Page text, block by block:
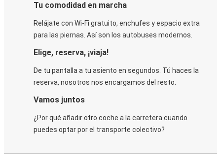
Tu comodidad en marcha
Relájate con Wi-Fi gratuito, enchufes y espacio extra
para las piernas. Así son los autobuses modernos.
Elige, reserva, ¡viaja!
De tu pantalla a tu asiento en segundos. Tú haces la
reserva, nosotros nos encargamos del resto.
Vamos juntos
¿Por qué añadir otro coche a la carretera cuando
puedes optar por el transporte colectivo?